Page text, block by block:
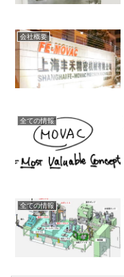
会社概要
全ての情報
全ての情報